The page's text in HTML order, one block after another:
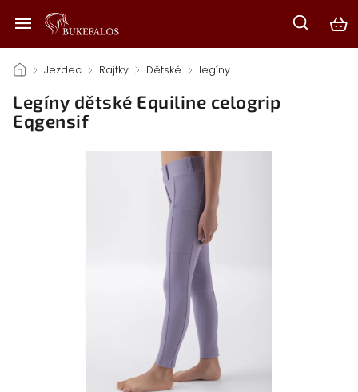
/ Jezdec / Rajtky / Dětské / legíny
Legíny dětské Equiline celogrip
Eqgensif